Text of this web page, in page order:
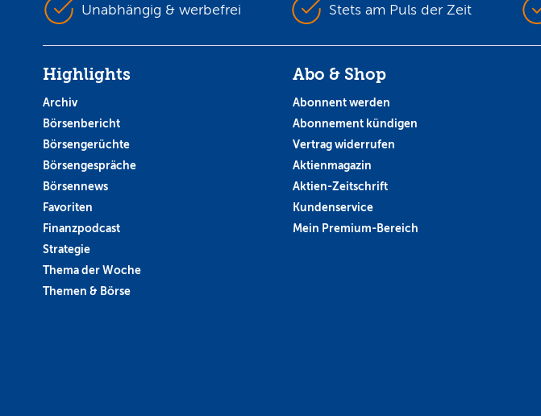
Unabhängig & werbefrei Stets am Puls der Zeit
Highlights
Archiv
Börsenbericht
Börsengerüchte
Börsengespräche
Börsennews
Favoriten
Finanzpodcast
Strategie
Thema der Woche
Themen & Börse
Abo & Shop
Abonnent werden
Abonnement kündigen
Vertrag widerrufen
Aktienmagazin
Aktien-Zeitschrift
Kundenservice
Mein Premium-Bereich